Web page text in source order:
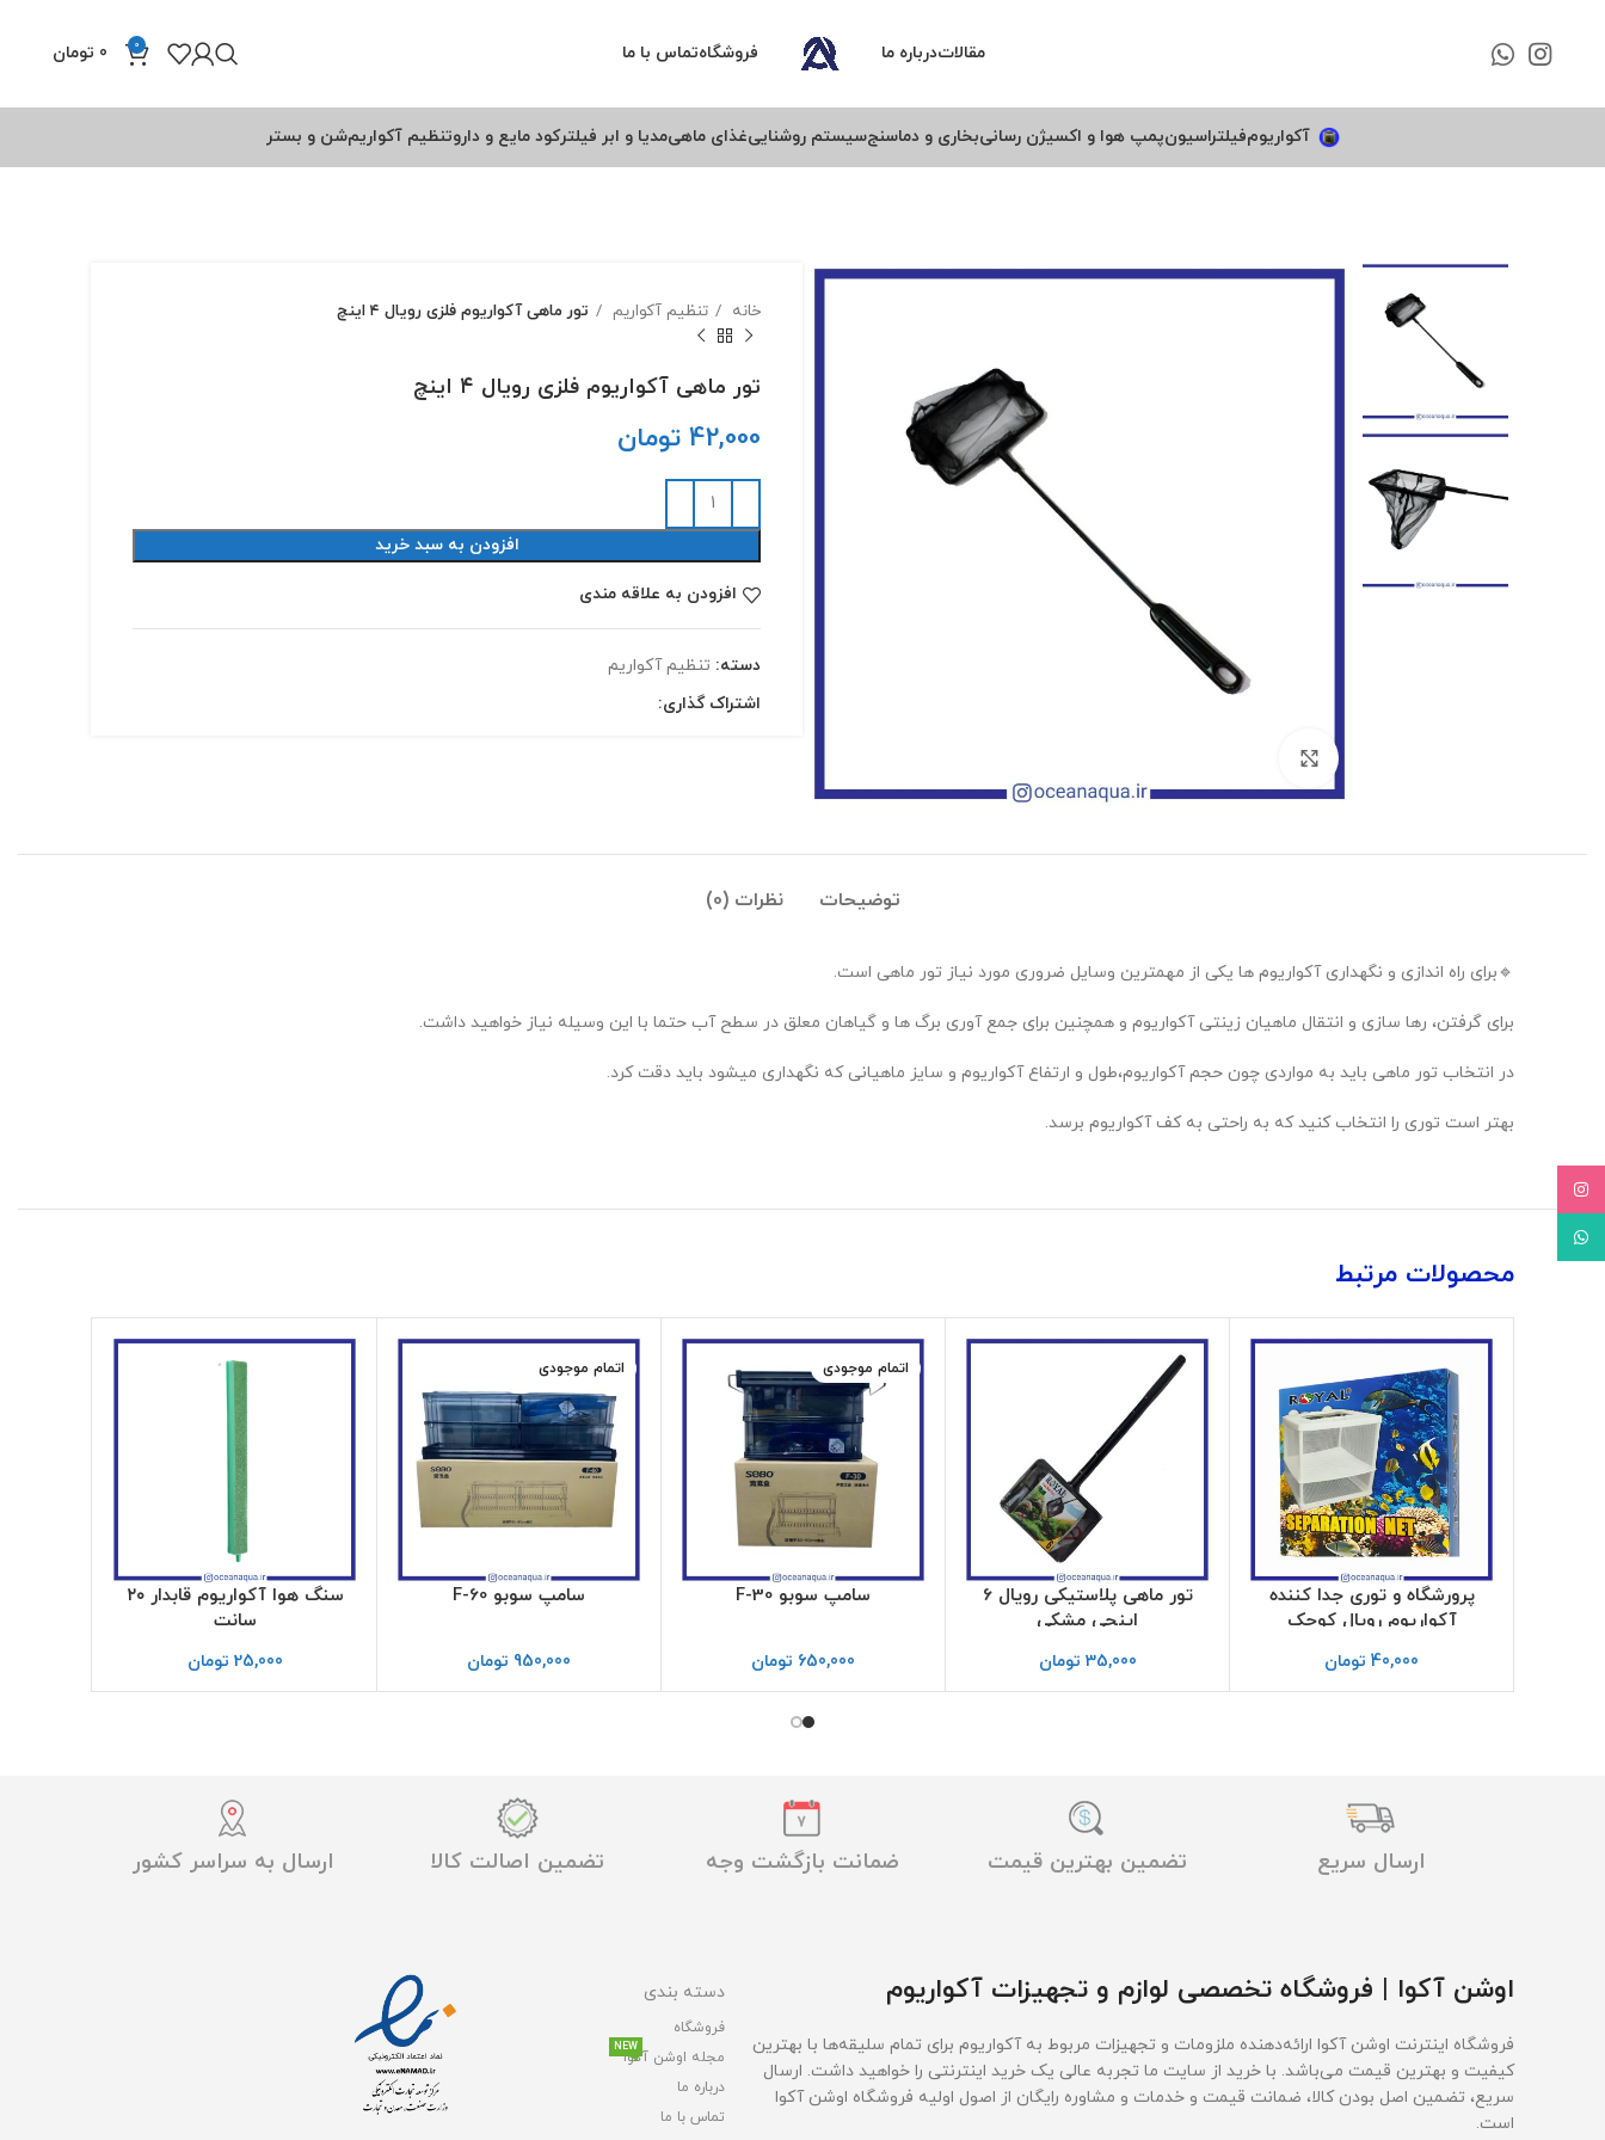
مقالاتدرباره ما فروشگاهتماس با ما 0
0 تومان
آکواریومفیلتراسیونپمپ هوا و اکسیژن رسانیبخاری و دماسنجسیستم روشناییغذای ماهیمدیا و ابر فیلترکود مایع و داروتنظیم آکواریمشن و بستر
خانه تنظیم آکواریم تور ماهی آکواریوم فلزی رویال ۴ اینچ
تور ماهی آکواریوم فلزی رویال ۴ اینچ
42,000 تومان
افزودن به سبد خرید
افزودن به علاقه مندی
دسته: تنظیم آکواریم
اشتراک گذاری:
توضیحات نظرات (0)
🔹️برای راه اندازی و نگهداری آکواریوم ها یکی از مهمترین وسایل ضروری مورد نیاز تور ماهی است.
برای گرفتن، رها سازی و انتقال ماهیان زینتی آکواریوم و همچنین برای جمع آوری برگ ها و گیاهان معلق در سطح آب حتما با این وسیله نیاز خواهید داشت.
در انتخاب تور ماهی باید به مواردی چون حجم آکواریوم،طول و ارتفاع آکواریوم و سایز ماهیانی که نگهداری میشود باید دقت کرد.
بهتر است توری را انتخاب کنید که به راحتی به کف آکواریوم برسد.
محصولات مرتبط
پرورشگاه و توری جدا کننده
آکواریوم رویال کوچک
40,000 تومان
تور ماهی پلاستیکی رویال 6
اینچی مشکی
35,000 تومان
اتمام موجودی
سامپ سوبو F-30
650,000 تومان
اتمام موجودی
سامپ سوبو F-60
950,000 تومان
سنگ هوا آکواریوم قابدار ۲۰
سانت
25,000 تومان
ارسال سریع تضمین بهترین قیمت ضمانت بازگشت وجه تضمین اصالت کالا ارسال به سراسر کشور
اوشن آکوا | فروشگاه تخصصی لوازم و تجهیزات آکواریوم
فروشگاه اینترنت اوشن آکوا ارائه‌دهنده ملزومات و تجهیزات مربوط به آکواریوم برای تمام سلیقه‌ها با بهترین
کیفیت و بهترین قیمت‌ می‌باشد. با خرید از سایت ما تجربه عالی یک خرید اینترنتی را خواهید داشت. ارسال
سریع، تضمین اصل بودن کالا، ضمانت قیمت و خدمات و مشاوره رایگان از اصول اولیه فروشگاه اوشن آکوا
است.
دسته بندی
فروشگاه
مجله اوشن آکوا
NEW
درباره ما
تماس با ما